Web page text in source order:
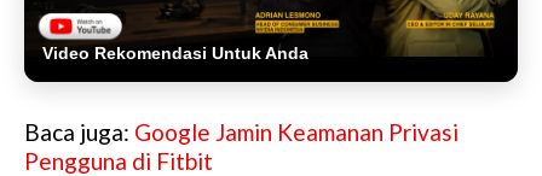
Video Rekomendasi Untuk Anda
Baca juga: Google Jamin Keamanan Privasi
Pengguna di Fitbit